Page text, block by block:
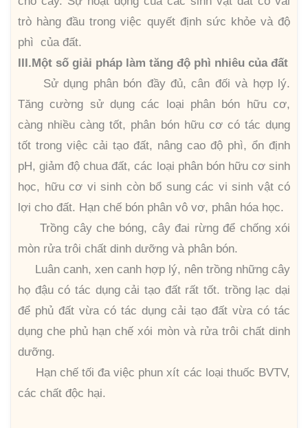
trò hàng đầu trong việc quyết định sức khỏe và độ
phì của đất.
III.Một số giải pháp làm tăng độ phì nhiêu của đất
Sử dụng phân bón đầy đủ, cân đối và hợp lý.
Tăng cường sử dụng các loại phân bón hữu cơ,
càng nhiều càng tốt, phân bón hữu cơ có tác dụng
tốt trong việc cải tạo đất, nâng cao độ phì, ổn định
pH, giảm độ chua đất, các loại phân bón hữu cơ sinh
học, hữu cơ vi sinh còn bổ sung các vi sinh vật có
lợi cho đất. Hạn chế bón phân vô vơ, phân hóa học.
Trồng cây che bóng, cây đai rừng để chống xói
mòn rửa trôi chất dinh dưỡng và phân bón.
Luân canh, xen canh hợp lý, nên trồng những cây
họ đậu có tác dụng cải tạo đất rất tốt. trồng lạc dại
để phủ đất vừa có tác dụng cải tạo đất vừa có tác
dụng che phủ hạn chế xói mòn và rửa trôi chất dinh
dưỡng.
Hạn chế tối đa việc phun xít các loại thuốc BVTV,
các chất độc hại.